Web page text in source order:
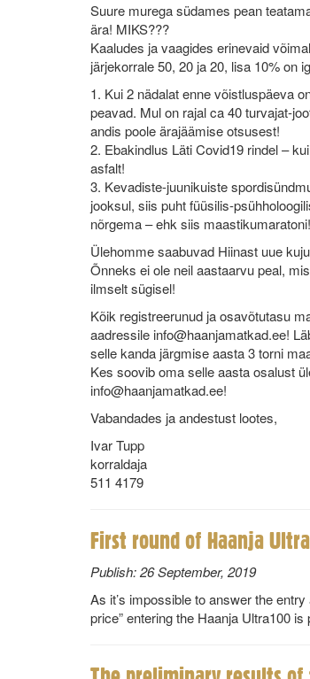
Suure murega südames pean
ära! MIKS???
Kaaludes ja vaagides erinevaid
järjekorrale 50, 20 ja 20, lisa 10% on
1. Kui 2 nädalat enne võistluspäeva
peavad. Mul on rajal ca 40 turvajat-
andis poole ärajäämise otsusest!
2. Ebakindlus Läti Covid19 rindel –
asfalt!
3. Kevadiste-juunikuiste
jooksul, siis puht füüsilis-
nõrgema – ehk siis maastikumaratoni!
Ülehomme saabuvad Hiinast uue
Õnneks ei ole neil aastaarvu peal,
ilmselt sügisel!
Kõik registreerunud ja osavõtutasu
aadressile info@haanjamatkad.ee!
selle kanda järgmise aasta 3 torni
Kes soovib oma selle aasta osalust
info@haanjamatkad.ee!
Vabandades ja andestust lootes,
Ivar Tupp
korraldaja
511 4179
First round of Haanja
Publish:26 September, 2019
As it’s impossible to answer the
price” entering the Haanja Ultra100